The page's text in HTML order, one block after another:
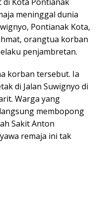
meninggal dunia
Pontianak Kota,
orangtua korban
penjambretan.
korban tersebut. Ia
di Jalan Suwignyo di
Warga yang
membopong
Sakit Anton
remaja ini tak